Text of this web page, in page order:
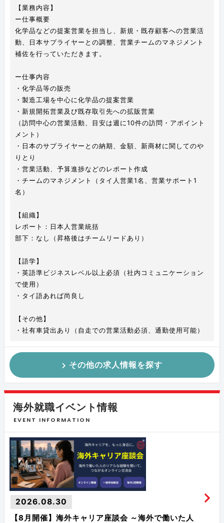
【業務内容】
ー仕事概要
化学品などの提案営業を担当し、新規・既存顧客への営業活
動、日本サプライヤーとの調整、営業チームのマネジメント
補佐を行っていただきます。
ー仕事内容
・化学品等の販売
・製造工場を中心に化学品の提案営業
・新規開拓営業及び既存取引先への拡販営業
（訪問中心の営業活動、目安は週に10件の訪問・アポイント
メント）
・日本のサプライヤーとの納期、金額、新商材に関してのや
りとり
・営業活動、予算進捗などのレポート作成
・チームのマネジメント（タイ人営業1名、営業サポート1
名）
【組織】
レポート：日本人営業統括
部下：なし（昇格後はチームリードあり）
【語学】
・英語準ビジネスレベル以上必須（社内コミュニケーション
で使用）
・タイ語あれば尚良し
【その他】
・社有車貸出あり（自走での営業活動必須、通勤使用可能）
その他の求人情報を探す
海外就職イベント情報
EVENT INFORMATION
2026.08.30
【8月開催】海外キャリア座談会 ～海外で働いた人